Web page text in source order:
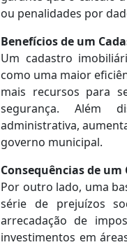
ou penalidades por
Benefícios de um
Um cadastro
como uma maior
mais recursos para
segurança. Além
administrativa,
governo municipal.
Consequências de
Por outro lado, uma
série de prejuízos
arrecadação de
investimentos em